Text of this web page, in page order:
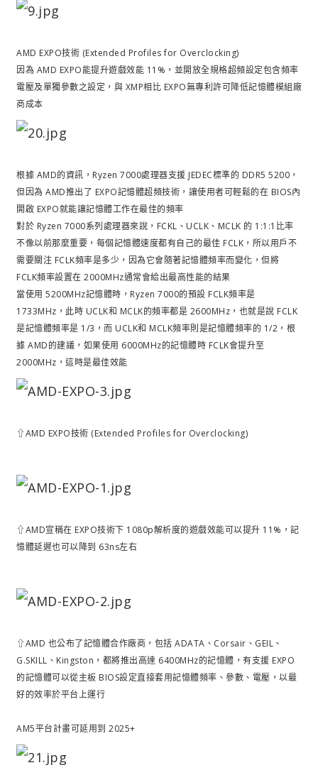
AMD EXPO技術 (Extended Profiles for Overclocking)
因為 AMD EXPO能提升遊戲效能 11%，並開放全規格超頻設定包含頻率
電壓及單獨參數之設定，與 XMP相比 EXPO無專利許可降低記憶體模組廠
商成本
根據 AMD的資訊，Ryzen 7000處理器支援 JEDEC標準的 DDR5 5200，
但因為 AMD推出了 EXPO記憶體超頻技術，讓使用者可輕鬆的在 BIOS內
開啟 EXPO就能讓記憶體工作在最佳的頻率
對於 Ryzen 7000系列處理器來說，FCKL、UCLK、MCLK 的 1:1:1比率
不像以前那麼重要，每個記憶體速度都有自己的最佳 FCLK，所以用戶不
需要關注 FCLK頻率是多少，因為它會隨著記憶體頻率而變化，但將
FCLK頻率設置在 2000MHz通常會給出最高性能的結果
當使用 5200MHz記憶體時，Ryzen 7000的預設 FCLK頻率是
1733MHz，此時 UCLK和 MCLK的頻率都是 2600MHz，也就是說 FCLK
是記憶體頻率是 1/3，而 UCLK和 MCLK頻率則是記憶體頻率的 1/2，根
據 AMD的建議，如果使用 6000MHz的記憶體時 FCLK會提升至
2000MHz，這時是最佳效能
⇧AMD EXPO技術 (Extended Profiles for Overclocking)
⇧AMD宣稱在 EXPO技術下 1080p解析度的遊戲效能可以提升 11%，記
憶體延遲也可以降到 63ns左右
⇧AMD 也公布了記憶體合作廠商，包括 ADATA、Corsair、GEIL、
G.SKILL、Kingston，都將推出高達 6400MHz的記憶體，有支援 EXPO
的記憶體可以從主板 BIOS設定直接套用記憶體頻率、參數、電壓，以最
好的效率於平台上運行
AM5平台計畫可延用到 2025+